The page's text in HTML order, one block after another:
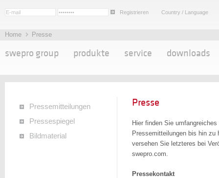
Registrieren Country / Language
Home Presse
swepro group produkte service downloads
Pressemitteilungen
Pressespiegel
Bildmaterial
Presse
Hier finden Sie
Pressemitteilungen bis hin
versehen Sie letzteres bei
swepro.com.
Pressekontakt